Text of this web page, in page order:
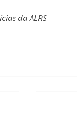
da ALRS